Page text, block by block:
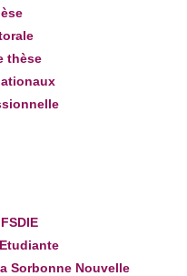
thèse
Sorbonne Nouvelle